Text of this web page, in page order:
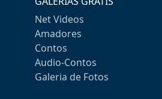
Net Videos
Amadores
Contos
Audio-Contos
Galeria de Fotos